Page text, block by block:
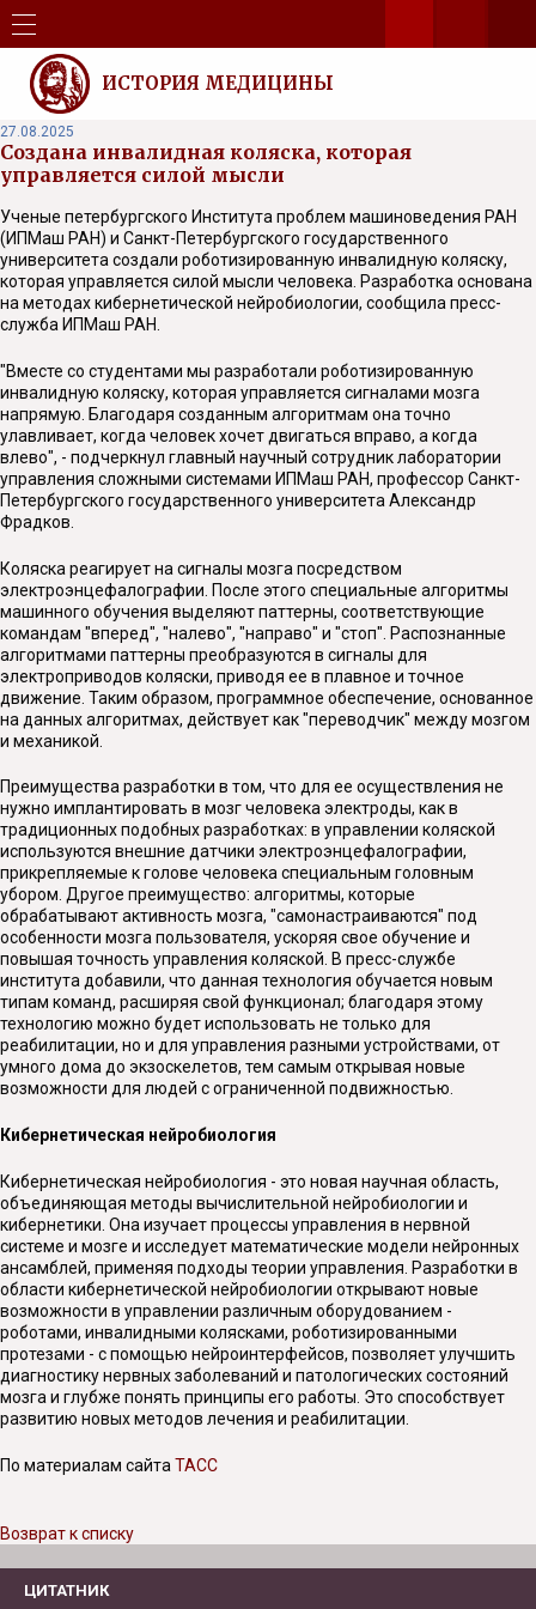
ИСТОРИЯ МЕДИЦИНЫ
27.08.2025
Создана инвалидная коляска, которая
управляется силой мысли
Ученые петербургского Института проблем машиноведения РАН
(ИПМаш РАН) и Санкт-Петербургского государственного
университета создали роботизированную инвалидную коляску,
которая управляется силой мысли человека. Разработка основана
на методах кибернетической нейробиологии, сообщила пресс-
служба ИПМаш РАН.
"Вместе со студентами мы разработали роботизированную
инвалидную коляску, которая управляется сигналами мозга
напрямую. Благодаря созданным алгоритмам она точно
улавливает, когда человек хочет двигаться вправо, а когда
влево", - подчеркнул главный научный сотрудник лаборатории
управления сложными системами ИПМаш РАН, профессор Санкт-
Петербургского государственного университета Александр
Фрадков.
Коляска реагирует на сигналы мозга посредством
электроэнцефалографии. После этого специальные алгоритмы
машинного обучения выделяют паттерны, соответствующие
командам "вперед", "налево", "направо" и "стоп". Распознанные
алгоритмами паттерны преобразуются в сигналы для
электроприводов коляски, приводя ее в плавное и точное
движение. Таким образом, программное обеспечение, основанное
на данных алгоритмах, действует как "переводчик" между мозгом
и механикой.
Преимущества разработки в том, что для ее осуществления не
нужно имплантировать в мозг человека электроды, как в
традиционных подобных разработках: в управлении коляской
используются внешние датчики электроэнцефалографии,
прикрепляемые к голове человека специальным головным
убором. Другое преимущество: алгоритмы, которые
обрабатывают активность мозга, "самонастраиваются" под
особенности мозга пользователя, ускоряя свое обучение и
повышая точность управления коляской. В пресс-службе
института добавили, что данная технология обучается новым
типам команд, расширяя свой функционал; благодаря этому
технологию можно будет использовать не только для
реабилитации, но и для управления разными устройствами, от
умного дома до экзоскелетов, тем самым открывая новые
возможности для людей с ограниченной подвижностью.
Кибернетическая нейробиология
Кибернетическая нейробиология - это новая научная область,
объединяющая методы вычислительной нейробиологии и
кибернетики. Она изучает процессы управления в нервной
системе и мозге и исследует математические модели нейронных
ансамблей, применяя подходы теории управления. Разработки в
области кибернетической нейробиологии открывают новые
возможности в управлении различным оборудованием -
роботами, инвалидными колясками, роботизированными
протезами - с помощью нейроинтерфейсов, позволяет улучшить
диагностику нервных заболеваний и патологических состояний
мозга и глубже понять принципы его работы. Это способствует
развитию новых методов лечения и реабилитации.
По материалам сайта ТАСС
Возврат к списку
ЦИТАТНИК